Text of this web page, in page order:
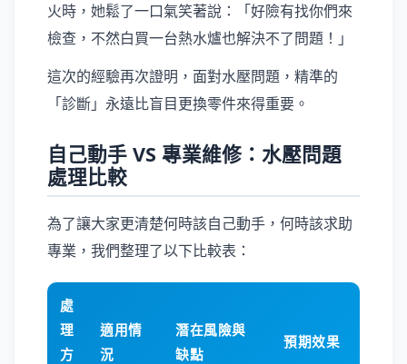
火時，她鬆了一口氣笑著說：「好險有找你們來
檢查，不然白買一台熱水爐也解決不了問題！」
這次的經驗再次證明，面對水壓問題，精準的
「診斷」永遠比盲目更換零件來得重要。
自己動手 VS 專業維修：水壓問題
處理比較
為了讓大家更清楚何時該自己動手，何時該求助
專業，我們整理了以下比較表：
處
理
方
適用情
況
潛在風險與
缺點
預期效果